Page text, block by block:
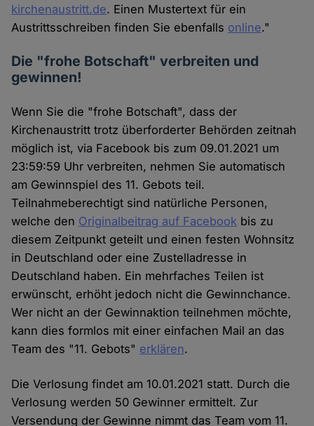
kirchenaustritt.de. Einen Mustertext für ein
Austrittsschreiben finden Sie ebenfalls online."
Die "frohe Botschaft" verbreiten und
gewinnen!
Wenn Sie die "frohe Botschaft", dass der
Kirchenaustritt trotz überforderter Behörden zeitnah
möglich ist, via Facebook bis zum 09.01.2021 um
23:59:59 Uhr verbreiten, nehmen Sie automatisch
am Gewinnspiel des 11. Gebots teil.
Teilnahmeberechtigt sind natürliche Personen,
welche den Originalbeitrag auf Facebook bis zu
diesem Zeitpunkt geteilt und einen festen Wohnsitz
in Deutschland oder eine Zustelladresse in
Deutschland haben. Ein mehrfaches Teilen ist
erwünscht, erhöht jedoch nicht die Gewinnchance.
Wer nicht an der Gewinnaktion teilnehmen möchte,
kann dies formlos mit einer einfachen Mail an das
Team des "11. Gebots" erklären.
Die Verlosung findet am 10.01.2021 statt. Durch die
Verlosung werden 50 Gewinner ermittelt. Zur
Versendung der Gewinne nimmt das Team vom 11.